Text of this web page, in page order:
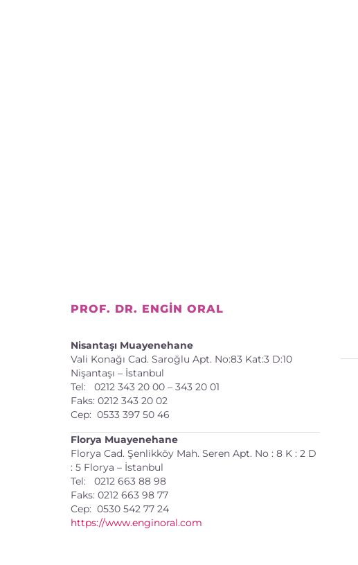
PROF. DR. ENGIN ORAL
Nisantaşı Muayenehane
Vali Konağı Cad. Saroğlu Apt. No:83 Kat:3 D:10
Nişantaşı – İstanbul
Tel: 0212 343 20 00 – 343 20 01
Faks: 0212 343 20 02
Cep: 0533 397 50 46
Florya Muayenehane
Florya Cad. Şenlikköy Mah. Seren Apt. No : 8 K : 2 D
: 5 Florya – İstanbul
Tel: 0212 663 88 98
Faks: 0212 663 98 77
Cep: 0530 542 77 24
https://www.enginoral.com